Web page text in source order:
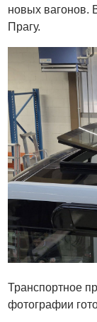
новых вагонов.
Прагу.
Транспортное
фотографии